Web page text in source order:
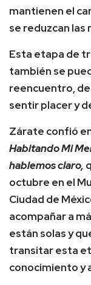
mantienen el
se reduzcan
Esta etapa de
también se
reencuentro,
sentir placer y
Zárate confió
Habitando Mi
hablemos claro,
octubre en el
Ciudad de
acompañar a
están solas y
transitar esta
conocimiento y